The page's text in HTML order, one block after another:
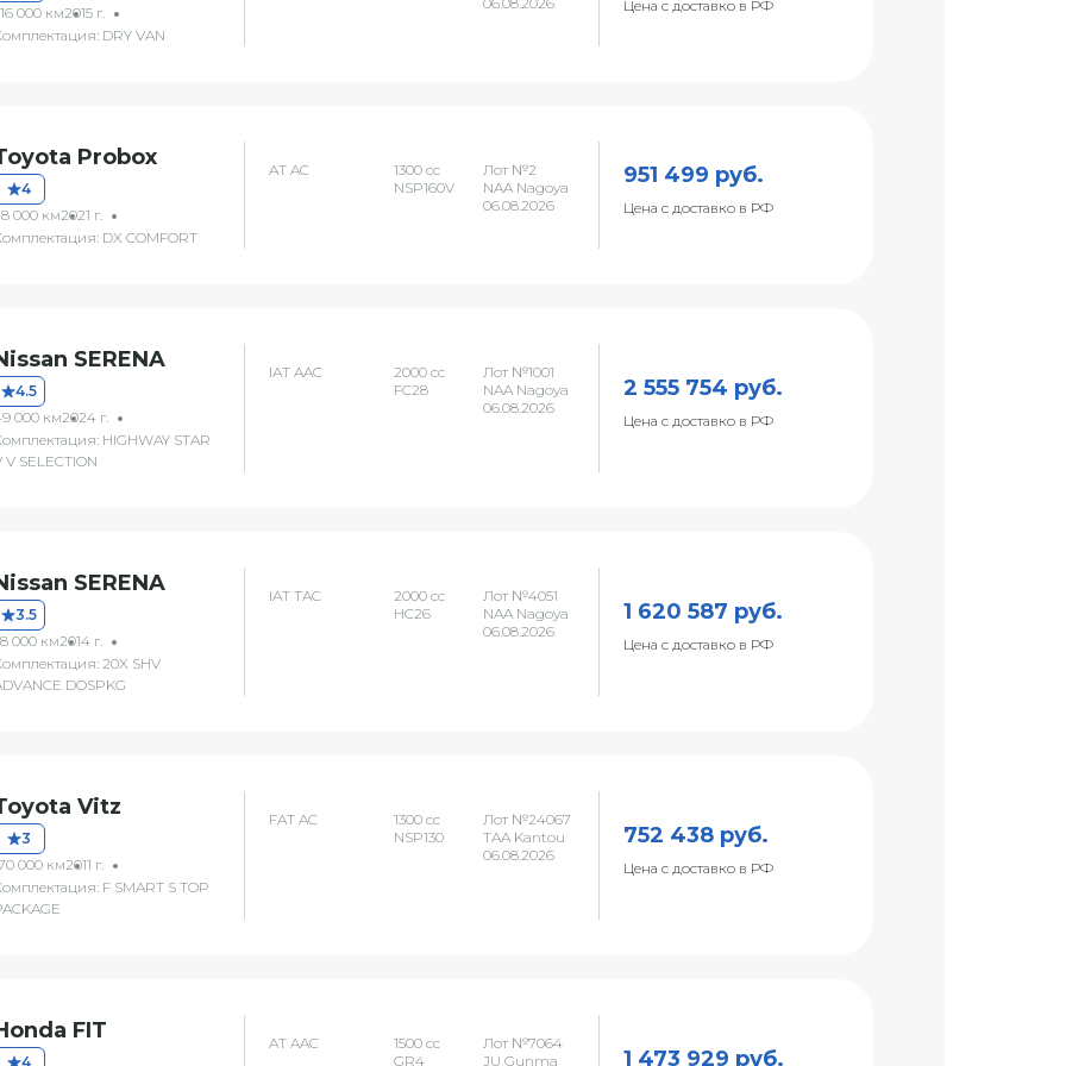
000 км2015 г.
DRY VAN
Цена с доставко в РФ
Probox
4
000 км2021 г.
DX COMFORT
AT AC
1300 сс
NSP160V
Лот №2
NAA Nagoya
06.08.2026
951 499 руб.
Цена с доставко в РФ
SERENA
4.5
000 км2024 г.
HIGHWAY STAR
V SELECTION
IAT AAC
2000 сс
FC28
Лот №1001
NAA Nagoya
06.08.2026
2 555 754 руб.
Цена с доставко в РФ
SERENA
3.5
000 км2014 г.
20X SHV
DOSPKG
IAT TAC
2000 сс
HC26
Лот №4051
NAA Nagoya
06.08.2026
1 620 587 руб.
Цена с доставко в РФ
Vitz
3
000 км2011 г.
F SMART S TOP
FAT AC
1300 сс
NSP130
Лот №24067
TAA Kantou
06.08.2026
752 438 руб.
Цена с доставко в РФ
FIT
4
AT AAC
1500 сс
GR4
Лот №7064
JU Gunma
1 473 929 руб.